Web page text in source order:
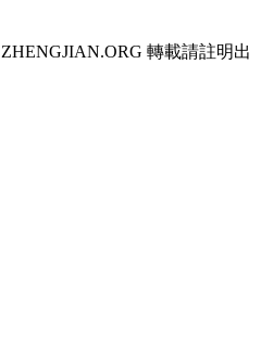
轉載請註明出